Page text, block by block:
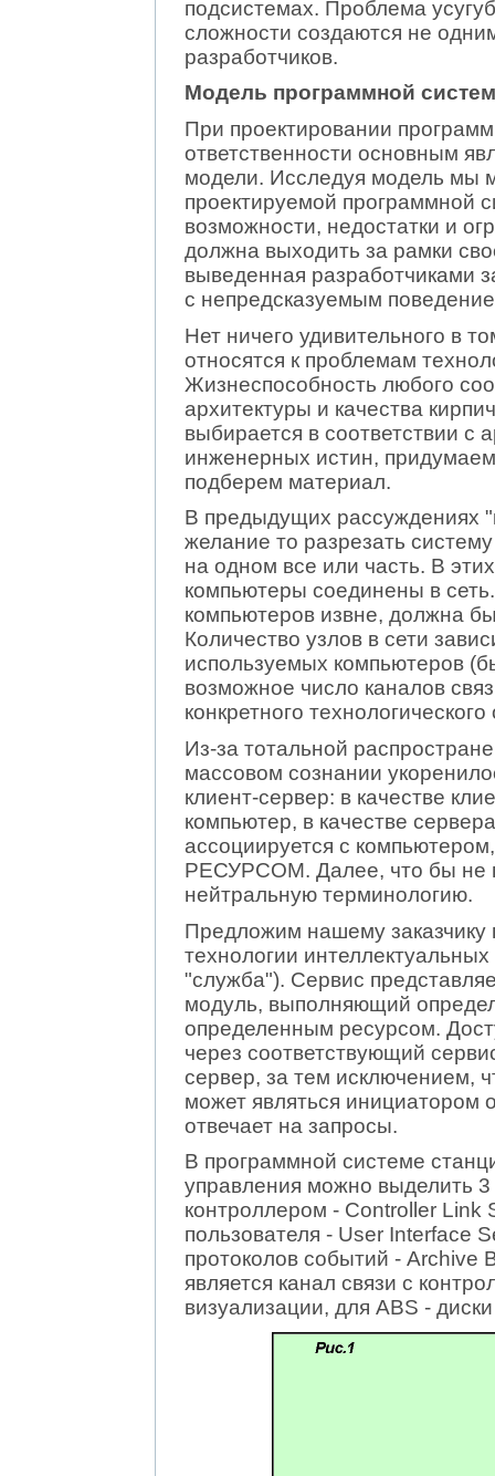
подсистемах. Проблема
сложности создаются не
разработчиков.
Модель программной
При проектировании
ответственности основным
модели. Исследуя модель мы
проектируемой программной
возможности, недостатки и
должна выходить за рамки
выведенная разработчиками
с непредсказуемым
Нет ничего удивительного в
относятся к проблемам
Жизнеспособность любого
архитектуры и качества
выбирается в соответствии с
инженерных истин,
подберем материал.
В предыдущих рассуждениях
желание то разрезать
на одном все или часть. В
компьютеры соединены в
компьютеров извне, должна
Количество узлов в сети
используемых компьютеров
возможное число каналов
конкретного технологического
Из-за тотальной
массовом сознании
клиент-сервер: в качестве
компьютер, в качестве
ассоциируется с
РЕСУРСОМ. Далее, что бы не
нейтральную терминологию.
Предложим нашему
технологии
"служба"). Сервис
модуль, выполняющий
определенным ресурсом.
через соответствующий
сервер, за тем исключением,
может являться
отвечает на запросы.
В программной системе
управления можно выделить 3
контроллером - Controller
пользователя - User Interface
протоколов событий - Archive
является канал связи с
визуализации, для ABS -